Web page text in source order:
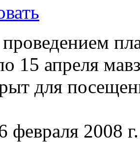
15 апреля
для
февраля 2008 г.